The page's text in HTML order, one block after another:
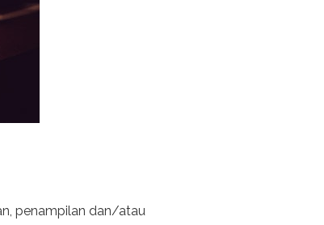
penampilan dan/atau